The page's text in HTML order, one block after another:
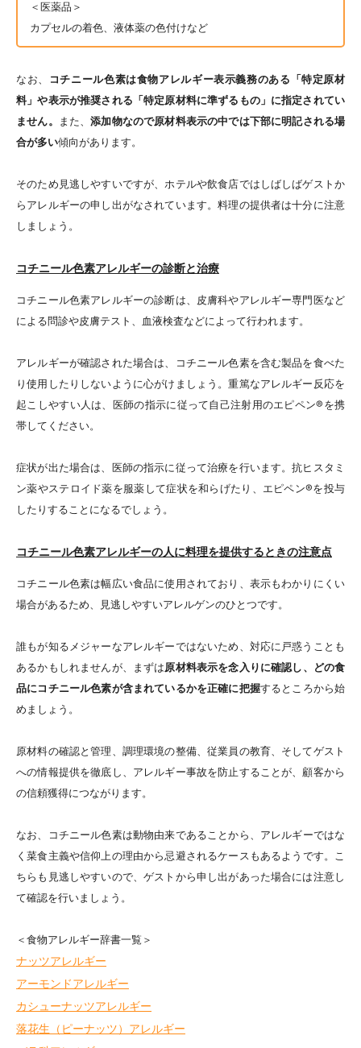
＜医薬品＞
カプセルの着色、液体薬の色付けなど
なお、
コチニール色素は食物アレルギー表示義務のある「特定原材
料」や表示が推奨される「特定原材料に準ずるもの」に指定されてい
ません。
また、添加物なので原材料表示の中では下部に明記される場
合が多い傾向があります。
そのため見逃しやすいですが、ホテルや飲食店ではしばしばゲストか
らアレルギーの申し出がなされています。料理の提供者は十分に注意
しましょう。
コチニール色素アレルギーの診断と治療
コチニール色素アレルギーの診断は、皮膚科やアレルギー専門医など
による問診や皮膚テスト、血液検査などによって行われます。
アレルギーが確認された場合は、コチニール色素を含む製品を食べた
り使用したりしないように心がけましょう。重篤なアレルギー反応を
起こしやすい人は、医師の指示に従って自己注射用のエピペン®を携
帯してください。
症状が出た場合は、医師の指示に従って治療を行います。抗ヒスタミ
ン薬やステロイド薬を服薬して症状を和らげたり、エピペン®を投与
したりすることになるでしょう。
コチニール色素アレルギーの人に料理を提供するときの注意点
コチニール色素は幅広い食品に使用されており、表示もわかりにくい
場合があるため、見逃しやすいアレルゲンのひとつです。
誰もが知るメジャーなアレルギーではないため、対応に戸惑うことも
あるかもしれませんが、まずは原材料表示を念入りに確認し、どの食
品にコチニール色素が含まれているかを正確に把握するところから始
めましょう。
原材料の確認と管理、調理環境の整備、従業員の教育、そしてゲスト
への情報提供を徹底し、アレルギー事故を防止することが、顧客から
の信頼獲得につながります。
なお、
コチニール色素は動物由来であることから、アレルギーではな
く菜食主義や信仰上の理由から忌避されるケースもあるようです。こ
ちらも見逃しやすいので、ゲストから申し出があった場合には注意し
て確認を行いましょう。
＜食物アレルギー辞書一覧＞
ナッツアレルギー
アーモンドアレルギー
カシューナッツアレルギー
落花生（ピーナッツ）アレルギー